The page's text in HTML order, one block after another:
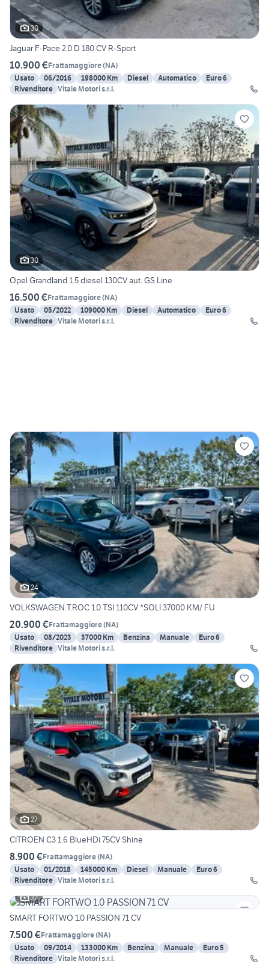
30
Jaguar F-Pace 2.0 D 180 CV R-Sport
10.900 €Frattamaggiore(NA)
Usato
06/2016 198000 Km Diesel Automatico
Euro 6
Rivenditore Vitale Motori s.r.l.
30
Opel Grandland 1.5 diesel 130CV aut. GS Line
16.500 €Frattamaggiore(NA)
Usato
05/2022 109000 Km Diesel Automatico
Euro 6
Rivenditore Vitale Motori s.r.l.
24
VOLKSWAGEN T.ROC 1.0 TSI 110CV *SOLI 37.000 KM/ FU
20.900 €Frattamaggiore(NA)
Usato
08/2023 37000 Km Benzina Manuale
Euro 6
Rivenditore Vitale Motori s.r.l.
27
CITROEN C3 1.6 BlueHDi 75CV Shine
8.900 €Frattamaggiore(NA)
Usato
01/2018 145000 Km Diesel Manuale
Euro 6
Rivenditore Vitale Motori s.r.l.
22
SMART FORTWO 1.0 PASSION 71 CV
7.500 €Frattamaggiore(NA)
Usato
09/2014 133000 Km Benzina Manuale
Euro 5
Rivenditore Vitale Motori s.r.l.